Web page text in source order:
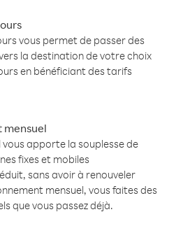
vous permet de passer des
la destination de votre choix
en bénéficiant des tarifs
mensuel
apporte la souplesse de
fixes et mobiles
sans avoir à renouveler
mensuel, vous faites des
que vous passez déjà.